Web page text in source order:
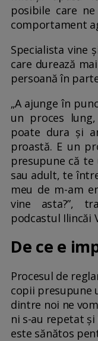
posibile care
comportament
Specialista vine
care durează
persoană în
„A ajunge în
un proces
poate dura și
proastă. E un
presupune că
sau adult, te
meu de m-am
vine asta?”,
podcastul Ilincăi
De ce e
Procesul de
copii presupune
dintre noi ne
ni s-au repetat
este sănătos